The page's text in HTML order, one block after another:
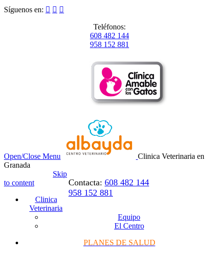
Síguenos en:   
Teléfonos:
608 482 144
958 152 881
Open/Close Menu
Clinica Veterinaria en
Granada
Contacta: 608 482 144
958 152 881
Skip
to content
Clinica
Veterinaria
Equipo
El Centro
PLANES DE SALUD